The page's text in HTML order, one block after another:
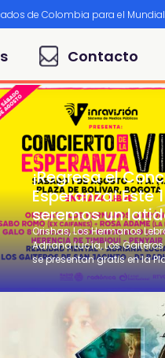
de Colombia para el
Contacto
¡Regresa el
Esperanza! Este
seremos un
Orishas, Los Hermanos
Adriana Lucía, Los
se presentan gratis en la